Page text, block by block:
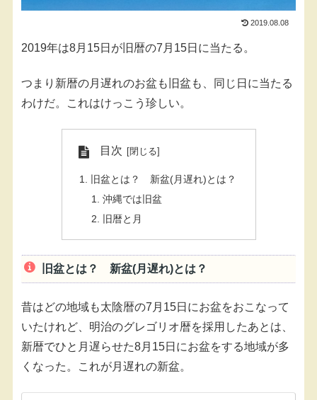
2019.08.08
2019年は8月15日が旧暦の7月15日に当たる。
つまり新暦の月遅れのお盆も旧盆も、同じ日に当たる
わけだ。これはけっこう珍しい。
目次
旧盆とは？ 新盆(月遅れ)とは？
沖縄では旧盆
旧暦と月
旧盆とは？ 新盆(月遅れ)とは？
昔はどの地域も太陰暦の7月15日にお盆をおこなって
いたけれど、明治のグレゴリオ暦を採用したあとは、
新暦でひと月遅らせた8月15日にお盆をする地域が多
くなった。これが月遅れの新盆。